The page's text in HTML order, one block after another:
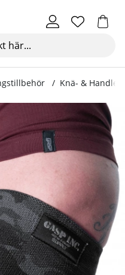
Knä- &
Sleeve, dark camo